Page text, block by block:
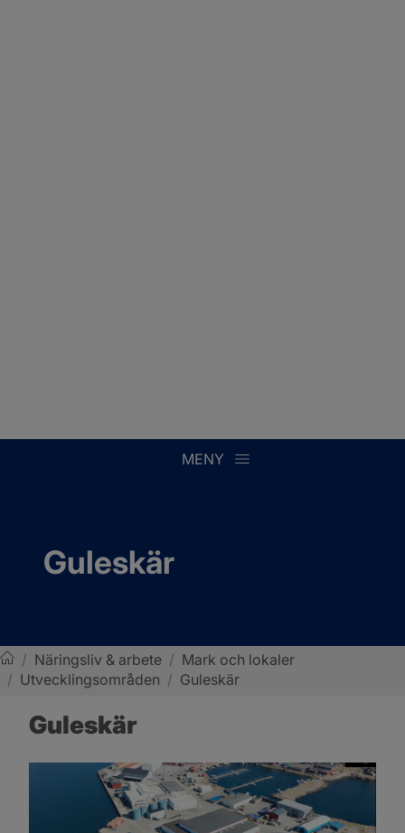
MENY
Guleskär
Sotenäs kommun
/ Näringsliv & arbete / Mark och lokaler
/ Utvecklingsområden / Guleskär
Guleskär